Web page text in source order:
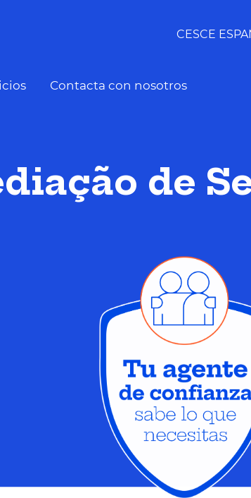
CESCE
Contacta con nosotros
de